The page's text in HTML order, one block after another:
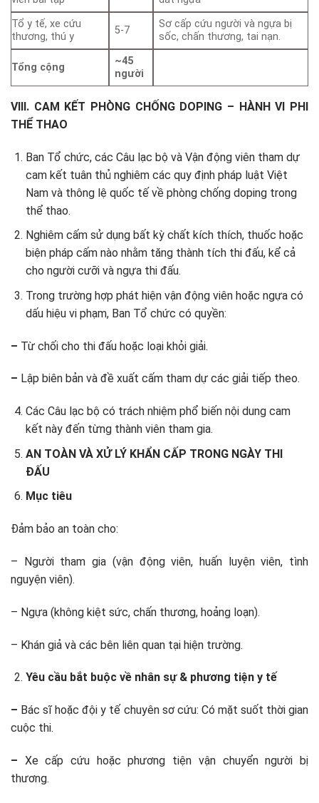
Tổ y tế, xe cứu
thương, thú y
5-7
Sơ cấp cứu người và ngựa bị
sốc, chấn thương, tai nạn.
Tổng cộng
~45
người
VIII. CAM KẾT PHÒNG CHỐNG DOPING – HÀNH VI PHI
THỂ THAO
Ban Tổ chức, các Câu lạc bộ và Vận động viên tham dự
cam kết tuân thủ nghiêm các quy định pháp luật Việt
Nam và thông lệ quốc tế về phòng chống doping trong
thể thao.
Nghiêm cấm sử dụng bất kỳ chất kích thích, thuốc hoặc
biện pháp cấm nào nhằm tăng thành tích thi đấu, kể cả
cho người cưỡi và ngựa thi đấu.
Trong trường hợp phát hiện vận động viên hoặc ngựa có
dấu hiệu vi phạm, Ban Tổ chức có quyền:
– Từ chối cho thi đấu hoặc loại khỏi giải.
– Lập biên bản và đề xuất cấm tham dự các giải tiếp theo.
Các Câu lạc bộ có trách nhiệm phổ biến nội dung cam
kết này đến từng thành viên tham gia.
AN TOÀN VÀ XỬ LÝ KHẨN CẤP TRONG NGÀY THI
ĐẤU
Mục tiêu
Đảm bảo an toàn cho:
– Người tham gia (vận động viên, huấn luyện viên, tình
nguyện viên).
– Ngựa (không kiệt sức, chấn thương, hoảng loạn).
– Khán giả và các bên liên quan tại hiện trường.
Yêu cầu bắt buộc về nhân sự & phương tiện y tế
– Bác sĩ hoặc đội y tế chuyên sơ cứu: Có mặt suốt thời gian
cuộc thi.
– Xe cấp cứu hoặc phương tiện vận chuyển người bị
thương.